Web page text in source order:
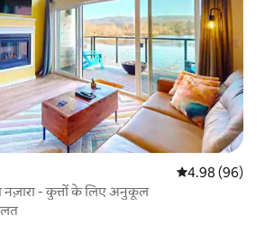
औसत रेटिंग 5 में
4.98 (96)
नज़ारा - कुत्तों के लिए अनुकूल